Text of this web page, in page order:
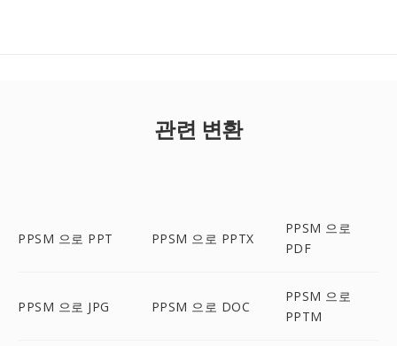
관련 변환
PPSM 으로 PPT PPSM 으로 PPTX
PPSM 으로
PDF
PPSM 으로 JPG PPSM 으로 DOC
PPSM 으로
PPTM